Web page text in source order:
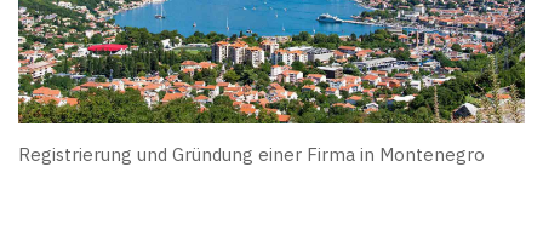
Registrierung und Gründung einer Firma in Montenegro